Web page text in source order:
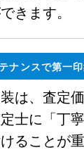
きます。
ナンスで第一
は、査定
士に「丁
ることが重